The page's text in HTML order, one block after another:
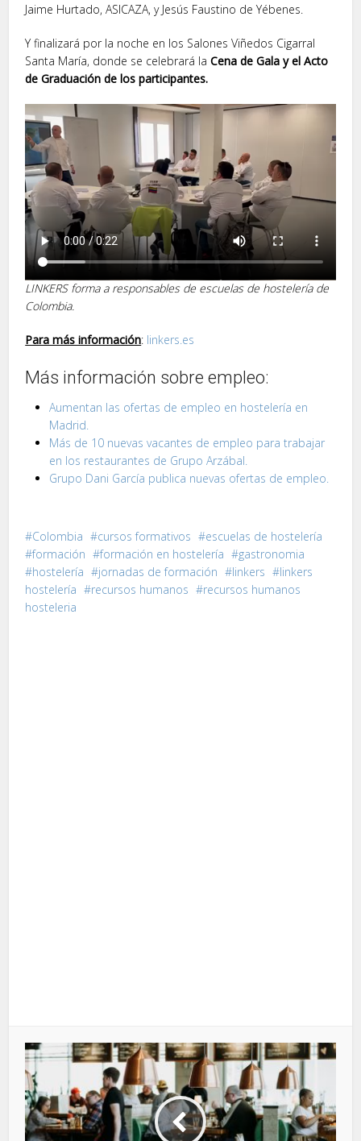
Jaime Hurtado, ASICAZA, y Jesús Faustino de Yébenes.
Y finalizará por la noche en los Salones Viñedos Cigarral
Santa María, donde se celebrará laCena de Gala y el Acto
de Graduación de los participantes.
LINKERS forma a responsables de escuelas de hostelería de
Colombia.
Para más información: linkers.es
Más información sobre empleo:
Aumentan las ofertas de empleo en hostelería en
Madrid.
Más de 10 nuevas vacantes de empleo para trabajar
en los restaurantes de Grupo Arzábal.
Grupo Dani García publica nuevas ofertas de empleo.
Colombia cursos formativos
escuelas de hostelería
formación
formación en hostelería
gastronomia
hostelería
jornadas de formación linkers
linkers
hostelería
recursos humanos
recursos humanos
hosteleria